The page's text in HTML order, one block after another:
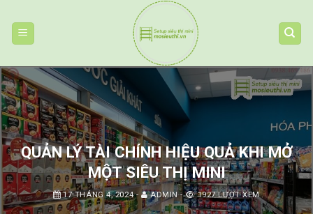
content
QUẢN LÝ TÀI CHÍNH HIỆU QUẢ KHI MỞ
MỘT SIÊU THỊ MINI
17 THÁNG 4, 2024- ADMIN- 1927 LƯỢT XEM